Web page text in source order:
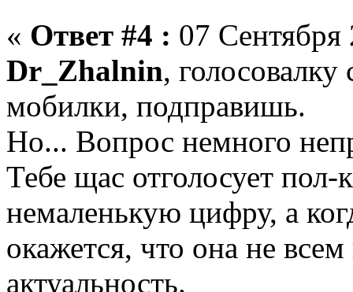
« Ответ #4 : 07
Dr_Zhalnin, голосовалку
мобилки, подправишь.
Но... Вопрос немного
Тебе щас отголосует
немаленькую цифру, а
окажется, что она не
актуальность.